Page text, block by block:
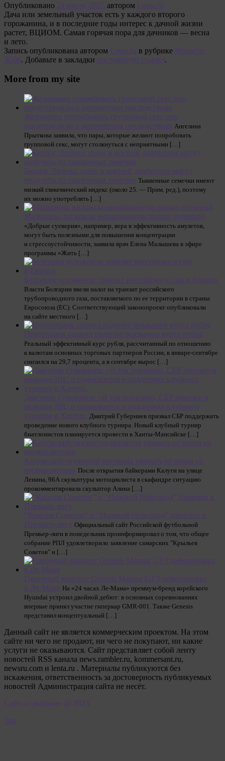
Опубликовано 24 июля, 2025 автором Lenta.ru
Дача или земельный участок есть у каждого второго
горожанина, и в последние годы интерес к дачной жизни
растет, ВЦИОМ. Самая горячая пора для дачников — весна
и лето.
Запись опубликована автором Lenta.ru в рубрике Новости
ЗОЖ. Добавьте в закладки постоянную ссылку.
More from my site
Желающих попробовать групповой секс пар
предупредили о неприятных последствиях Ангелина
Прыткова заявила, что пары, которые желают попробовать
групповой секс, могут столкнуться с неприятными […]
Биолог Лялина: цинк и магний диабетики могут
получить из тыквенных семечек Тыквенные семечки имеют
низкий гликемический индекс (около 25. — Прим. ред.), поэтому
их можно употреблять […]
Малышева раскрыла неожиданную пользу суеверий
«Добрые суеверия», например, вера в эффективность амулетов,
могут быть полезными для повышения концентрации
и стрессоустойчивости, заявила врач Елена Малышева в эфире
программы «Жить […]
Болгария усложнила транзит российского газа в Европу
Власти Болгарии ввели налог на транзит российского
трубопроводного газа, поставляемого по ее территории в страны
Евросоюза (ЕС). Соответствующий законопроект опубликовали
на сайте местного […]
Центробанк оценил падение реального курса рубля
Реальный эффективный курс рубля, рассчитанный по отношению
к валютам основных торговых партнеров России, в январе-сентябре
снизился на 29,7 процента, а в сентябре вырос […]
Дмитрий Губерниев: «Я так понимаю, СБР опасается
реакции IBU и сомневается в поддержке клубного
турнира в Хантах. Дмитрий Губерниев призвал СБР поддержать
проведение нового клубного турнира. Новый клубный турнир
биатлонистов планируется провести в Ханты-Мансийске […]
Калужский скульптор призвала уважать её права на
космонавтиков После открытия байкерами Калуги на улице
Ленина, 96А скульптуры мотоциклиста в скафандре ситуацию
прокомментировала скульптор Алина […]
“Крылья Советов” и “Нижний Новгород” приняли в
Премьер-лигу Официальный сайт Российской футбольной
Премьер-лиги в понедельник проинформировал о том, что общее
собрание РПЛ удовлетворило заявление самарских "Крыльев
Советов" и […]
Гоночный концепт Genesis Magma GT3 дебютировал
в Ле-Мане На «24 часах Ле-Мана» премиум-бренд корейского
Hyundai устроил двойной дебют: в основных соревнованиях
впервые принял участие гиперкар GMR-001. Также Genesis
представил концептуальный […]
Данный сайт не является коммерческим проектом. На этом
сайте ни чего не продают, ни чего не покупают, ни какие
услуги не оказываются. Сайт представляет собой ленту
новостей RSS канала news.rambler.ru, kommersant.ru,
newsru.com и lenta.ru . Материалы публикуются без
искажения, ответственность за достоверность публикуемых
новостей Администрация сайта не несёт.
Сайт от psikhoter @ 2023
Top